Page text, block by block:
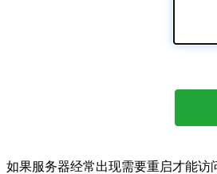
如果服务器经常出现需要重启才能访